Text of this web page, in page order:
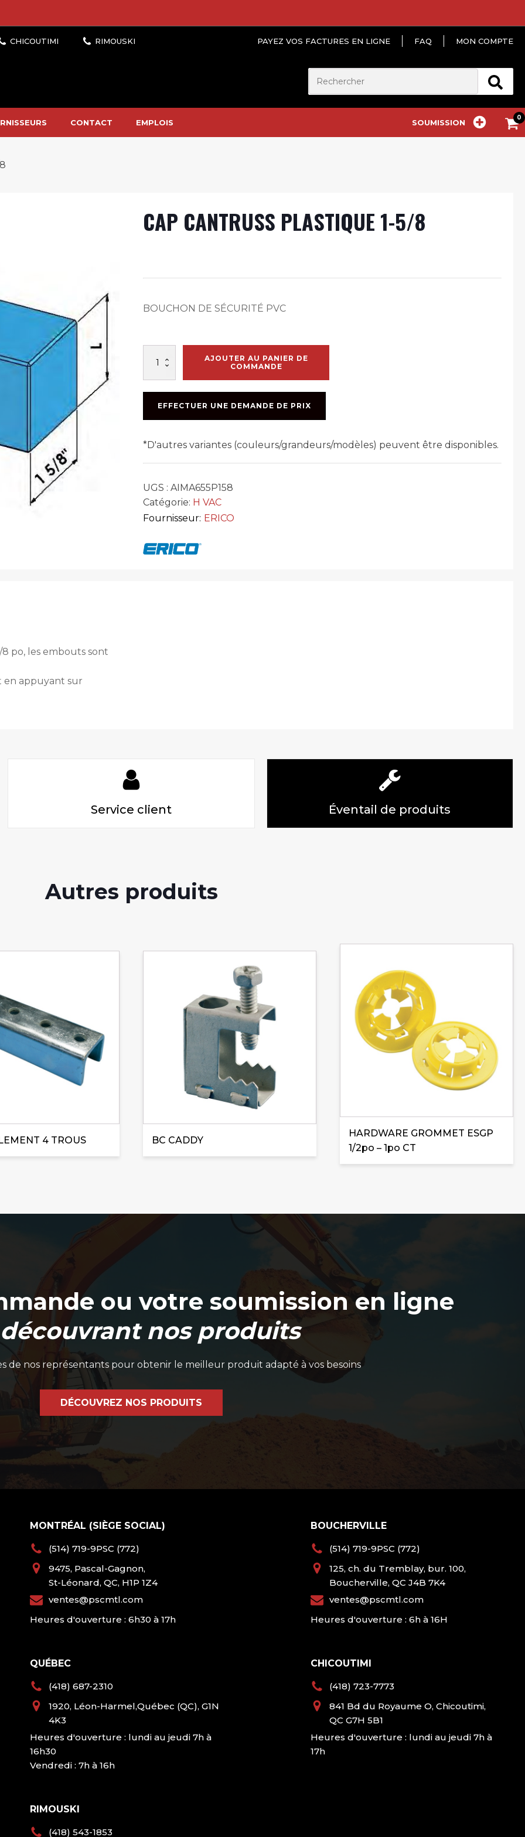
PAYEZ VOS FACTURES EN LIGNE FAQ MON COMPTE
CONTACT EMPLOIS SOUMISSION
CAP CANTRUSS PLASTIQUE 1-5/8
BOUCHON DE SÉCURITÉ PVC
5/8
AJOUTER AU PANIER DE
COMMANDE
EFFECTUER UNE DEMANDE DE PRIX
*D'autres variantes (couleurs/grandeurs/modèles) peuvent être disponibles.
UGS : AIMA655P158
Catégorie: H VAC
Fournisseur: ERICO
po, les embouts sont
en appuyant sur
Service client Éventail de produits
Autres produits
4 TROUS BC CADDY
HARDWARE GROMMET ESGP
1/2po – 1po CT
ou votre soumission en ligne
nos produits
de nos représentants pour obtenir le meilleur produit adapté à vos besoins
DÉCOUVREZ NOS PRODUITS
MONTRÉAL (SIÈGE SOCIAL)
(514) 719-9PSC (772)
9475, Pascal-Gagnon,
St-Léonard, QC, H1P 1Z4
ventes@pscmtl.com
Heures d'ouverture : 6h30 à 17h
QUÉBEC
(418) 687-2310
1920, Léon-Harmel,Québec (QC), G1N
4K3
Heures d'ouverture : lundi au jeudi 7h à
16h30
Vendredi : 7h à 16h
RIMOUSKI
(418) 543-1853
BOUCHERVILLE
(514) 719-9PSC (772)
125, ch. du Tremblay, bur. 100,
Boucherville, QC J4B 7K4
ventes@pscmtl.com
Heures d'ouverture : 6h à 16H
CHICOUTIMI
(418) 723-7773
841 Bd du Royaume O, Chicoutimi,
QC G7H 5B1
Heures d'ouverture : lundi au jeudi 7h à
17h